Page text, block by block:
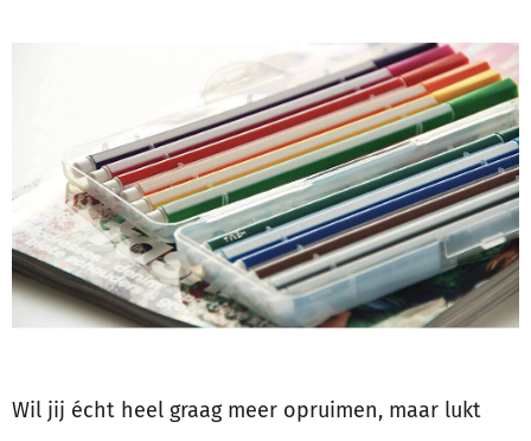
Wil jij écht heel graag meer opruimen, maar lukt